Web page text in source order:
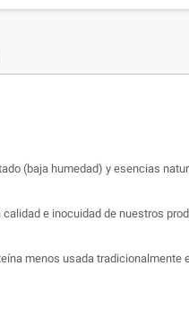
(baja humedad) y esencias
e inocuidad de nuestros
menos usada tradicionalmente